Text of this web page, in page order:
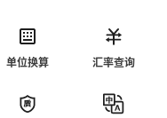
单位换算 汇率查询